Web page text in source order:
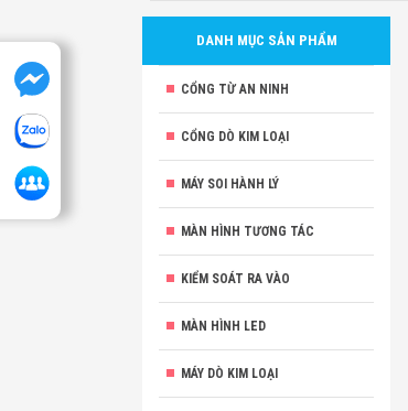
DANH MỤC SẢN PHẨM
CỔNG TỪ AN NINH
CỔNG DÒ KIM LOẠI
MÁY SOI HÀNH LÝ
MÀN HÌNH TƯƠNG TÁC
KIỂM SOÁT RA VÀO
MÀN HÌNH LED
MÁY DÒ KIM LOẠI